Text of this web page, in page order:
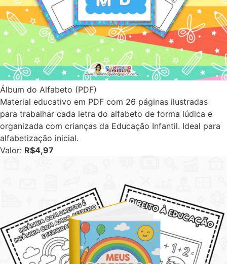
Álbum do Alfabeto (PDF)
Material educativo em PDF com 26 páginas ilustradas
para trabalhar cada letra do alfabeto de forma lúdica e
organizada com crianças da Educação Infantil. Ideal para
alfabetização inicial.
Valor: R$4,97